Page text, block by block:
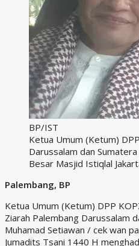
BP/IST
Ketua Umum (Ketum)
Darussalam dan
Besar Masjid Istiqlal
Palembang, BP
Ketua Umum (Ketum) DPP
Ziarah Palembang Darussalam
Muhamad Setiawan / cek wan
Jumadits Tsani 1440 H